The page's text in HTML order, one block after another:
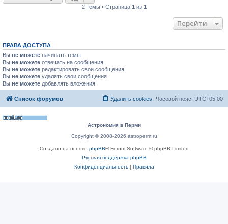
2 темы • Страница 1 из 1
Перейти
ПРАВА ДОСТУПА
Вы не можете начинать темы
Вы не можете отвечать на сообщения
Вы не можете редактировать свои сообщения
Вы не можете удалять свои сообщения
Вы не можете добавлять вложения
Список форумов Часовой пояс: UTC+05:00
Удалить cookies
Астрономия в Перми
Copyright © 2008-2026 astroperm.ru
Создано на основе phpBB® Forum Software © phpBB Limited
Русская поддержка phpBB
Конфиденциальность| Правила